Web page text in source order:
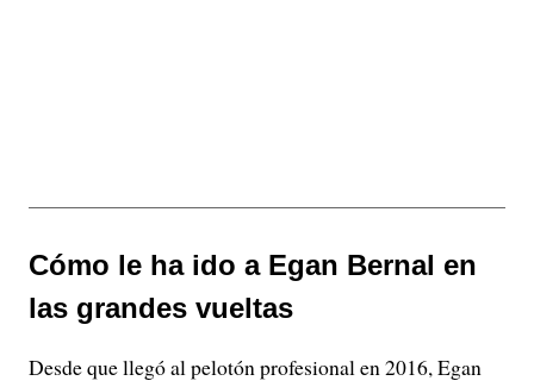
Cómo le ha ido a Egan Bernal en
las grandes vueltas
Desde que llegó al pelotón profesional en 2016, Egan